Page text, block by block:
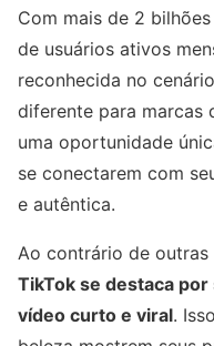
Com mais de 2
de usuários ativos
reconhecida no
diferente para marcas
uma oportunidade
se conectarem com
e autêntica.
Ao contrário de
TikTok se destaca
vídeo curto e viral.